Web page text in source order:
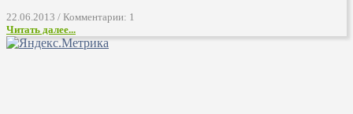
22.06.2013 / Комментарии: 1
Читать далее...